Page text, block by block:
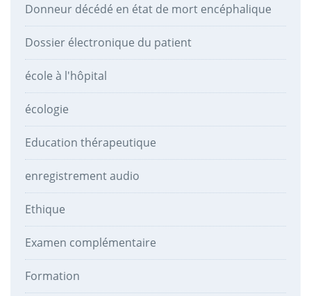
Donneur décédé en état de mort encéphalique
Dossier électronique du patient
école à l'hôpital
écologie
Education thérapeutique
enregistrement audio
Ethique
Examen complémentaire
Formation